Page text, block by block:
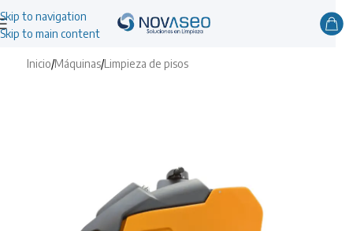
Skip to navigation
Skip to main content
Inicio/Máquinas/Limpieza de pisos